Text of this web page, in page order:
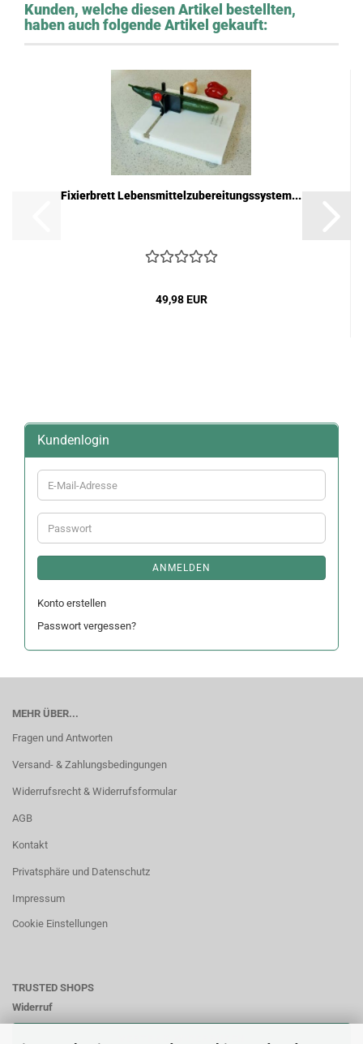
Kunden, welche diesen Artikel bestellten,
haben auch folgende Artikel gekauft:
Fixierbrett Lebensmittelzubereitungssystem...
49,98 EUR
Kundenlogin
E-
Mail-
Adresse
Passwort
ANMELDEN
Konto erstellen
Passwort vergessen?
MEHR ÜBER...
Fragen und Antworten
Versand- & Zahlungsbedingungen
Widerrufsrecht & Widerrufsformular
AGB
Kontakt
Privatsphäre und Datenschutz
Impressum
Cookie Einstellungen
TRUSTED SHOPS
Widerruf